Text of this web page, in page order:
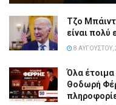
Τζο
είναι πολύ
8 ΑΥΓΟΎΣΤΟΥ,
Όλα έτοιμα
Θοδωρή